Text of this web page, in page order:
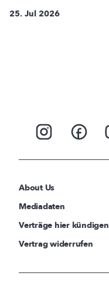
25. Jul 2026
About Us
Mediadaten
Verträge hier kündigen
Vertrag widerrufen